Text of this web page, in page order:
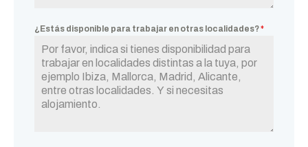
¿Estás disponible para trabajar en otras localidades?*